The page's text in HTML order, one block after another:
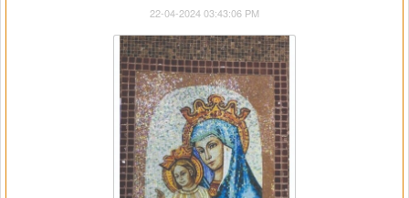
22-04-2024 03:43:06 PM